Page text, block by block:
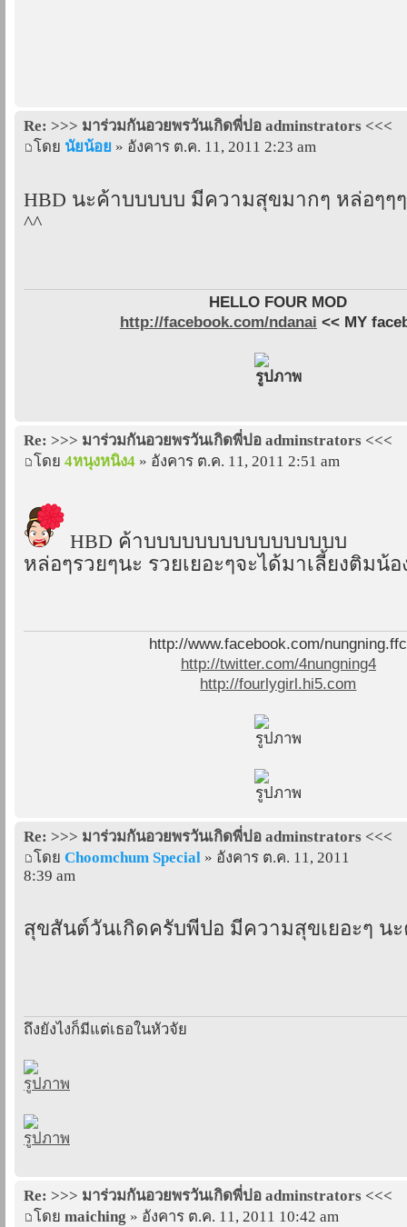
Re: >>> มาร่วมกันอวยพรวันเกิดพี่ปอ adminstrators <<<
โดย นัยน้อย » อังคาร ต.ค. 11, 2011 2:23 am
HBD นะค้าบบบบบ มีความสุขมากๆ หล่อๆๆๆ
^^
HELLO FOUR MOD
http://facebook.com/ndanai << MY
Re: >>> มาร่วมกันอวยพรวันเกิดพี่ปอ adminstrators <<<
โดย 4หนุงหนิง4 » อังคาร ต.ค. 11, 2011 2:51 am
HBD ค้าบบบบบบบบบบบบบบบบ
หล่อๆรวยๆนะ รวยเยอะๆจะได้มาเลี้ยงติมน้อ
http://www.facebook.com/nungning.ffc
http://twitter.com/4nungning4
http://fourlygirl.hi5.com
Re: >>> มาร่วมกันอวยพรวันเกิดพี่ปอ adminstrators <<<
โดย Choomchum Special » อังคาร ต.ค. 11, 2011
8:39 am
สุขสันต์วันเกิดครับพี่ปอ มีความสุขเยอะๆ น
ถึงยังไงก็มีแต่เธอในหัวจัย
Re: >>> มาร่วมกันอวยพรวันเกิดพี่ปอ adminstrators <<<
โดย maiching » อังคาร ต.ค. 11, 2011 10:42 am